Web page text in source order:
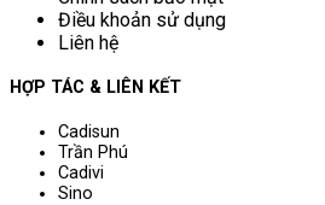
Điều khoản sử dụng
Liên hệ
HỢP TÁC & LIÊN KẾT
Cadisun
Trần Phú
Cadivi
Sino